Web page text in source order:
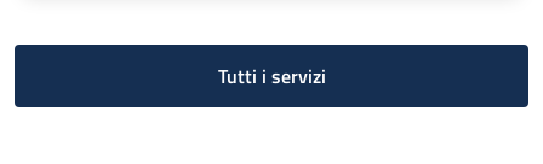
Tutti i servizi